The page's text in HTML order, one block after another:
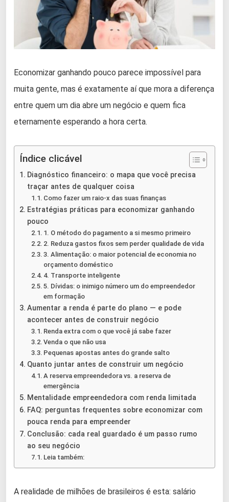
Economizar ganhando pouco parece impossível para
muita gente, mas é exatamente aí que mora a diferença
entre quem um dia abre um negócio e quem fica
eternamente esperando a hora certa.
Índice clicável
Diagnóstico financeiro: o mapa que você precisa
traçar antes de qualquer coisa
Como fazer um raio-x das suas finanças
Estratégias práticas para economizar ganhando
pouco
1. O método do pagamento a si mesmo primeiro
2. Reduza gastos fixos sem perder qualidade de vida
3. Alimentação: o maior potencial de economia no
orçamento doméstico
4. Transporte inteligente
5. Dívidas: o inimigo número um do empreendedor
em formação
Aumentar a renda é parte do plano — e pode
acontecer antes de construir negócio
Renda extra com o que você já sabe fazer
Venda o que não usa
Pequenas apostas antes do grande salto
Quanto juntar antes de construir um negócio
A reserva empreendedora vs. a reserva de
emergência
Mentalidade empreendedora com renda limitada
FAQ: perguntas frequentes sobre economizar com
pouca renda para empreender
Conclusão: cada real guardado é um passo rumo
ao seu negócio
Leia também:
A realidade de milhões de brasileiros é esta: salário